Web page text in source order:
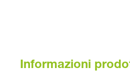
Informazioni